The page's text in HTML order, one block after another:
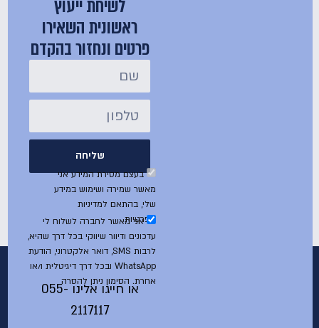
לשיחת ייעוץ
ראשונית השאירו
פרטים ונחזור בהקדם
שליחה
בעצם מסירת המידע אני
מאשר שמירה ושימוש במידע
שלי, בהתאם למדיניות
הפרטיות
אני מאשר לחברה לשלוח לי
עדכונים ודיוור שיווקי בכל דרך שהיא,
לרבות SMS, דואר אלקטרוני, הודעת
WhatsApp ובכל דרך דיגיטלית ו/או
אחרת. הסימון ניתן להסרה
או חייגו אלינו055-
2117117